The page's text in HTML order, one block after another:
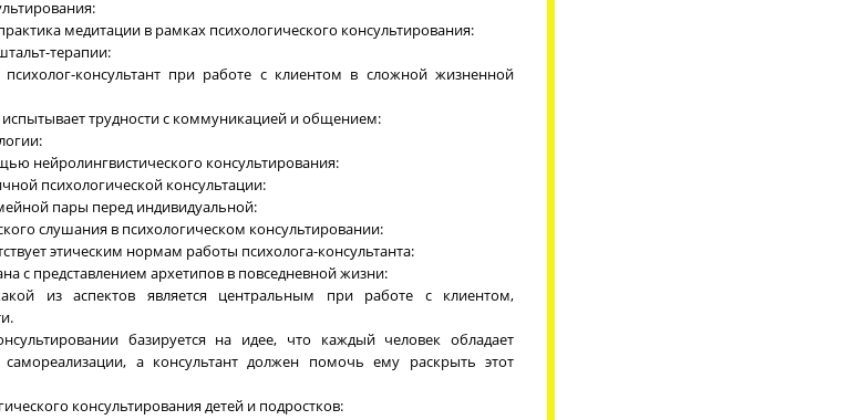
медитации в рамках психологического консультирования:
терапии:
консультант при работе с клиентом в сложной жизненной
трудности с коммуникацией и общением:
нейролингвистического консультирования:
психологической консультации:
пары перед индивидуальной:
слушания в психологическом консультировании:
этическим нормам работы психолога-консультанта:
с представлением архетипов в повседневной жизни:
из аспектов является центральным при работе с клиентом,
базируется на идее, что каждый человек обладает
а консультант должен помочь ему раскрыть этот
консультирования детей и подростков: